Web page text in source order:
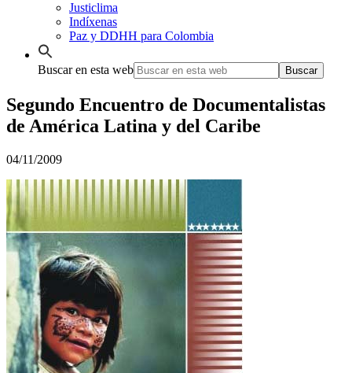
Justiclima
Indíxenas
Paz y DDHH para Colombia
Buscar en esta web
Segundo Encuentro de Documentalistas
de América Latina y del Caribe
04/11/2009